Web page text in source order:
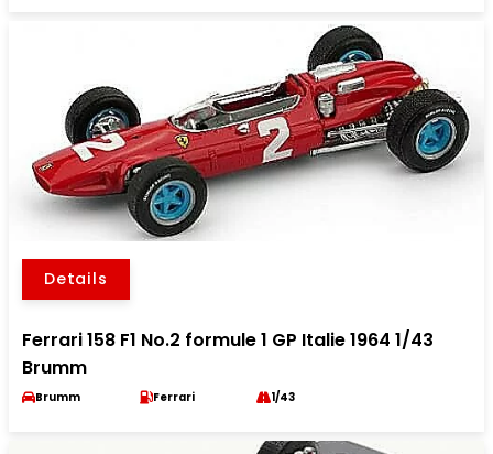
Details
Ferrari 158 F1 No.2 formule 1 GP Italie 1964 1/43
Brumm
Brumm Ferrari 1/43